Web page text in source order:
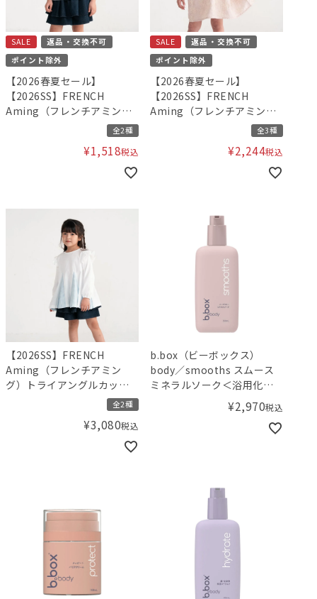
SALE
返品・交換不可
ポイント除外
【2026春夏セール】
【2026SS】FRENCH
Aming（フレンチアミン
グ）ハート刺繍柄Tシャツ
全2種
¥1,518税込
SALE
返品・交換不可
ポイント除外
【2026春夏セール】
【2026SS】FRENCH
Aming（フレンチアミン
グ）コード刺繍ギャザーワ
全3種
¥2,244税込
【2026SS】FRENCH
Aming（フレンチアミン
グ）トライアングルカット
全2種
¥3,080税込
b.box（ビーボックス）
body／smooths スムース
ミネラルソーク＜浴用化粧
¥2,970税込